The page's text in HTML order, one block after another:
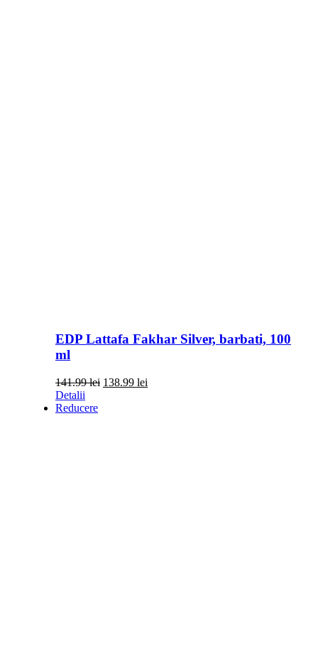
EDP Lattafa Fakhar Silver, barbati, 100
ml
141.99lei Prețul
138.99 leiPrețul
Detalii
Reducere